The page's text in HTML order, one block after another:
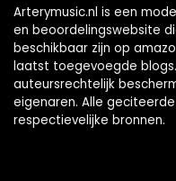
Arterymusic.nl is een
en beoordelingswebsite
beschikbaar zijn op
laatst toegevoegde
auteursrechtelijk
eigenaren. Alle
respectievelijke bronnen.